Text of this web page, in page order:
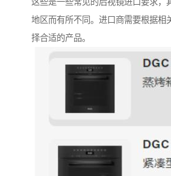
地区而有所不同。进口商需要根据相
择合适的产品。